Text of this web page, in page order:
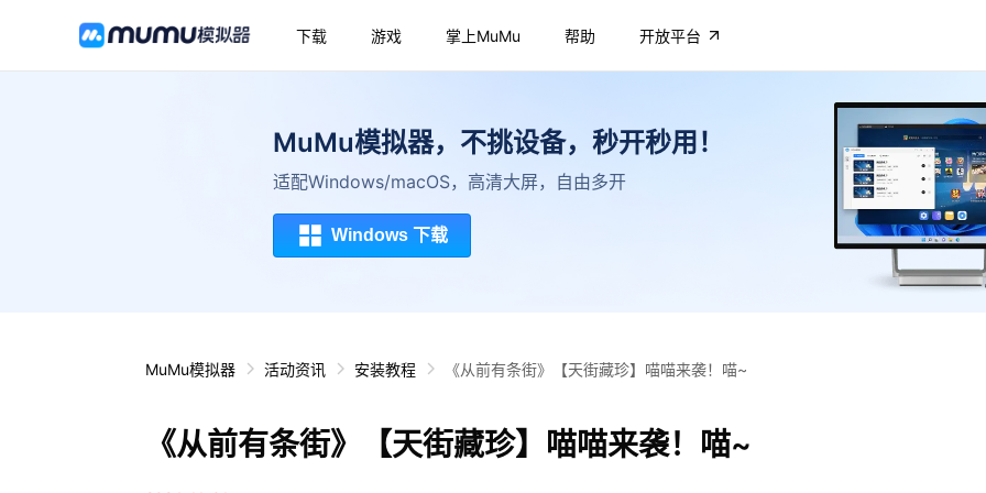
下载 游戏 掌上MuMu 帮助 开放平台
MuMu模拟器，不挑设备，秒开秒用！
适配Windows/macOS，高清大屏，自由多开
Windows 下载
MuMu模拟器 活动资讯 安装教程 《从前有条街》【天街藏珍】喵喵来袭！喵~
《从前有条街》【天街藏珍】喵喵来袭！喵~